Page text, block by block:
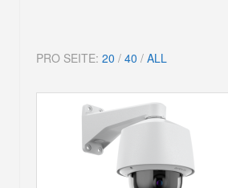
PRO SEITE: 20 / 40 / ALL